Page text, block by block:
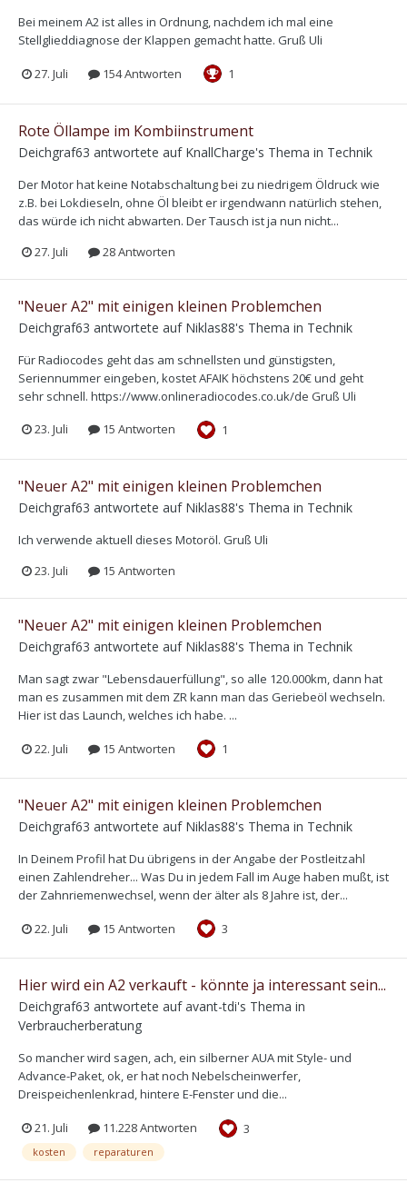
Bei meinem A2 ist alles in Ordnung, nachdem ich mal eine
Stellglieddiagnose der Klappen gemacht hatte. Gruß Uli
27. Juli 154 Antworten 1
Rote Öllampe im Kombiinstrument
Deichgraf63 antwortete auf KnallCharge's Thema in Technik
Der Motor hat keine Notabschaltung bei zu niedrigem Öldruck wie
z.B. bei Lokdieseln, ohne Öl bleibt er irgendwann natürlich stehen,
das würde ich nicht abwarten. Der Tausch ist ja nun nicht...
27. Juli
28 Antworten
"Neuer A2" mit einigen kleinen Problemchen
Deichgraf63 antwortete auf Niklas88's Thema in Technik
Für Radiocodes geht das am schnellsten und günstigsten,
Seriennummer eingeben, kostet AFAIK höchstens 20€ und geht
sehr schnell. https://www.onlineradiocodes.co.uk/de Gruß Uli
23. Juli 15 Antworten 1
"Neuer A2" mit einigen kleinen Problemchen
Deichgraf63 antwortete auf Niklas88's Thema in Technik
Ich verwende aktuell dieses Motoröl. Gruß Uli
23. Juli
15 Antworten
"Neuer A2" mit einigen kleinen Problemchen
Deichgraf63 antwortete auf Niklas88's Thema in Technik
Man sagt zwar "Lebensdauerfüllung", so alle 120.000km, dann hat
man es zusammen mit dem ZR kann man das Geriebeöl wechseln.
Hier ist das Launch, welches ich habe. ...
22. Juli 15 Antworten 1
"Neuer A2" mit einigen kleinen Problemchen
Deichgraf63 antwortete auf Niklas88's Thema in Technik
In Deinem Profil hat Du übrigens in der Angabe der Postleitzahl
einen Zahlendreher... Was Du in jedem Fall im Auge haben mußt, ist
der Zahnriemenwechsel, wenn der älter als 8 Jahre ist, der...
22. Juli 15 Antworten 3
Hier wird ein A2 verkauft - könnte ja interessant sein...
Deichgraf63 antwortete aufavant-tdi's Thema in
Verbraucherberatung
So mancher wird sagen, ach, ein silberner AUA mit Style- und
Advance-Paket, ok, er hat noch Nebelscheinwerfer,
Dreispeichenlenkrad, hintere E-Fenster und die...
21. Juli 11.228 Antworten 3
kosten reparaturen